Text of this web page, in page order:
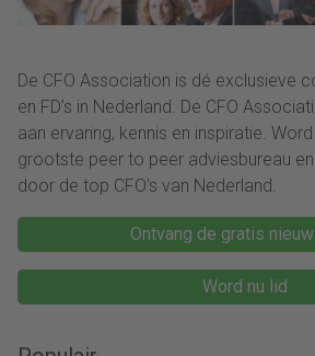
De CFO Association is dé exclusieve
en FD's in Nederland. De CFO
aan ervaring, kennis en inspiratie. Word
grootste peer to peer adviesbureau
door de top CFO's van Nederland.
Ontvang de gratis
Word nu lid